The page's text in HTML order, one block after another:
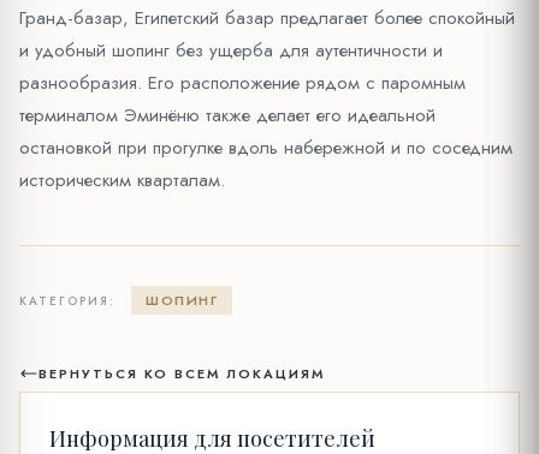
Гранд-базар, Египетский базар предлагает более спокойный
и удобный шопинг без ущерба для аутентичности и
разнообразия. Его расположение рядом с паромным
терминалом Эминёню также делает его идеальной
остановкой при прогулке вдоль набережной и по соседним
историческим кварталам.
КАТЕГОРИЯ: ШОПИНГ
ВЕРНУТЬСЯ КО ВСЕМ ЛОКАЦИЯМ
Информация для посетителей